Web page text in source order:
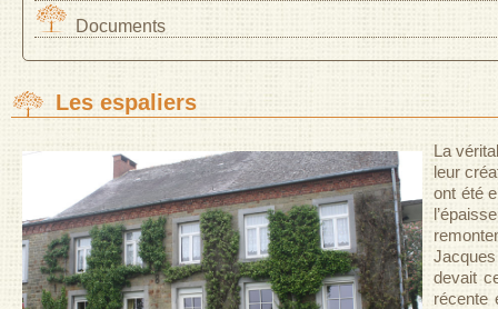
Documents
Les espaliers
La
leur
ont été
devait
récente